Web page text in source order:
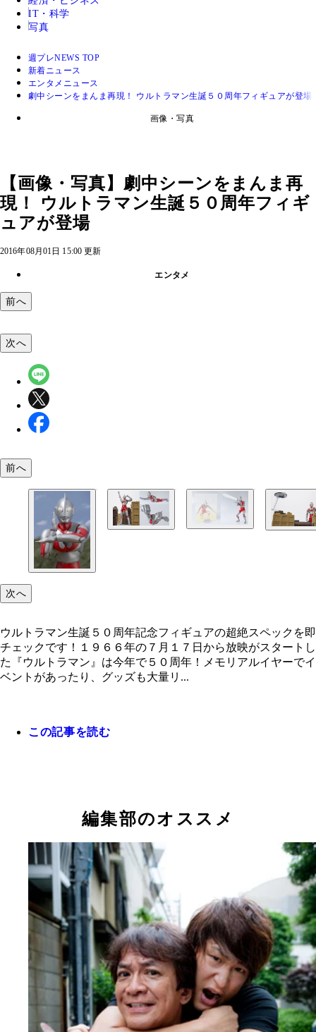
IT・科学
写真
週プレNEWS TOP
新着ニュース
エンタメニュース
劇中シーンをまんま再現！ ウルトラマン生誕５０周年フィギュアが登
画像・写真
【画像・写真】劇中シーンをまんま再
現！ ウルトラマン生誕５０周年フィギ
ュアが登場
2016年08月01日 15:00 更新
エンタメ
前へ
次へ
前へ
次へ
ウルトラマン生誕５０周年記念フィギュアの超絶スペックを即
チェックです！１９６６年の７月１７日から放映がスタートし
た『ウルトラマン』は今年で５０周年！メモリアルイヤーでイ
ベントがあったり、グッズも大量リ...
この記事を読む
編集部のオススメ